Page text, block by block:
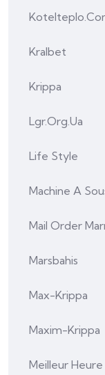
Kralbet
Krippa
Lgr.org.ua
Life Style
Machine A
Mail Order
Marsbahis
Max-Krippa
Maxim-Krippa
Meilleur